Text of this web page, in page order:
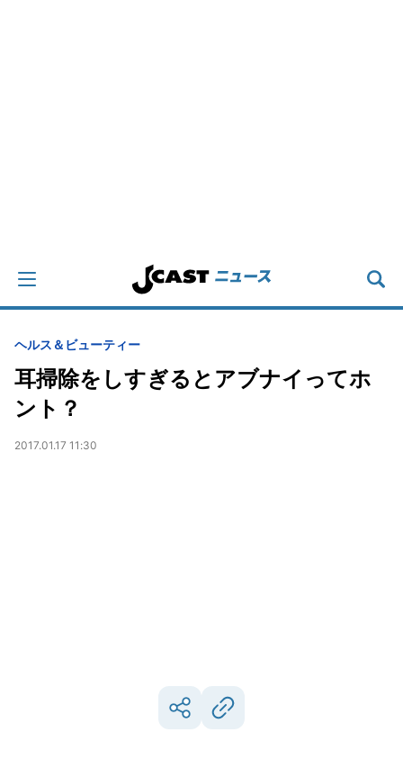
ヘルス＆ビューティー
耳掃除をしすぎるとアブナイってホ
ント？
2017.01.17 11:30